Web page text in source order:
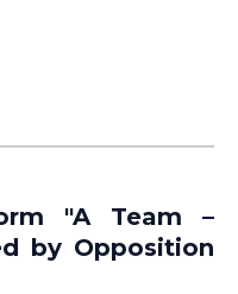
"A Team –
by Opposition